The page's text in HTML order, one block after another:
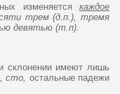
изменяетсякаждое
трем (д.п.), тремя
девятью (т.п).
склонении имеют лишь
сто, остальные падежи